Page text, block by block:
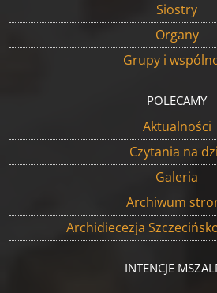
Siostry
Organy
Grupy i
POLECAMY
Aktualności
Czytania na
Galeria
Archiwum
Archidiecezja
INTENCJE